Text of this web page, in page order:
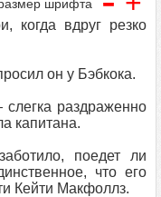
шрифта
когда вдруг резко
он у Бэбкока.
раздраженно
капитана.
поедет ли
что его
Кейти Макфоллз.